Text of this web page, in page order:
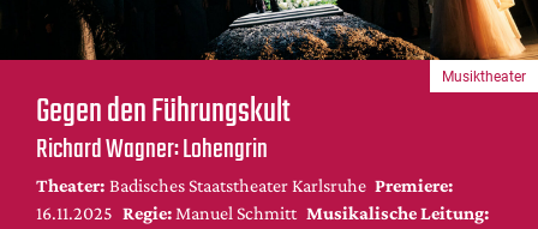
Bühnenwelt
Festivals & Veranstaltungen
Menschen & Theater
Themen
Internationales
Nachrufe
Gegen den Führungskult
Richard Wagner: Lohengrin
Theater: Badisches Staatstheater Karlsruhe Premiere:
16.11.2025 Regie: Manuel Schmitt Musikalische Leitung:
Musiktheater